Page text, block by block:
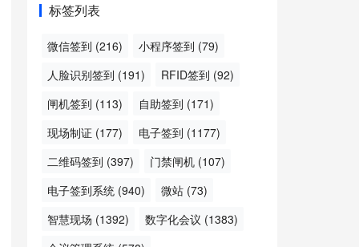
标签列表
微信签到 (216) 小程序签到 (79)
人脸识别签到 (191) RFID签到 (92)
闸机签到 (113) 自助签到 (171)
现场制证 (177) 电子签到 (1177)
二维码签到 (397) 门禁闸机(107)
电子签到系统(940) 微站(73)
智慧现场 (1392) 数字化会议 (1383)